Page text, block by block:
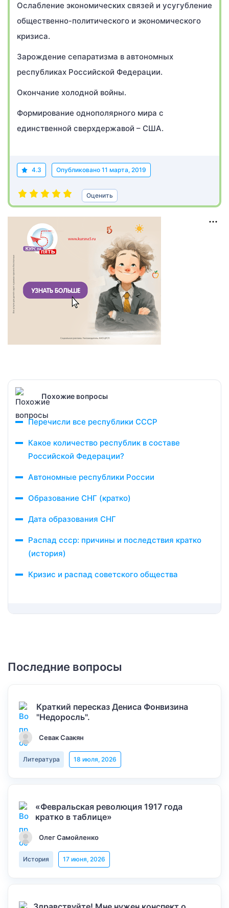
Ослабление экономических связей и усугубление
общественно-политического и экономического
кризиса.
Зарождение сепаратизма в автономных
республиках Российской Федерации.
Окончание холодной войны.
Формирование однополярного мира с
единственной сверхдержавой – США.
4.3 Опубликовано 11 марта, 2019
Оценить
Похожие вопросы
Перечисли все республики СССР
Какое количество республик в составе
Российской Федерации?
Автономные республики России
Образование СНГ (кратко)
Дата образования СНГ
Распад ссср: причины и последствия кратко
(история)
Кризис и распад советского общества
Последние вопросы
Краткий пересказ Дениса Фонвизина
"Недоросль".
Севак Саакян
Литература 18 июля, 2026
«Февральская революция 1917 года
кратко в таблице»
Олег Самойленко
История 17 июня, 2026